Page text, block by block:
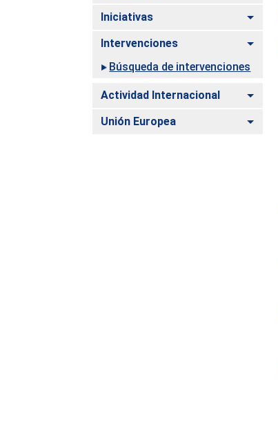
Iniciativas
Intervenciones
Búsqueda de intervenciones
Actividad Internacional
Unión Europea